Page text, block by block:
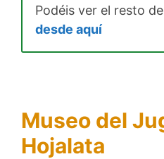
Podéis ver el resto
desde aquí
Museo del
Hojalata